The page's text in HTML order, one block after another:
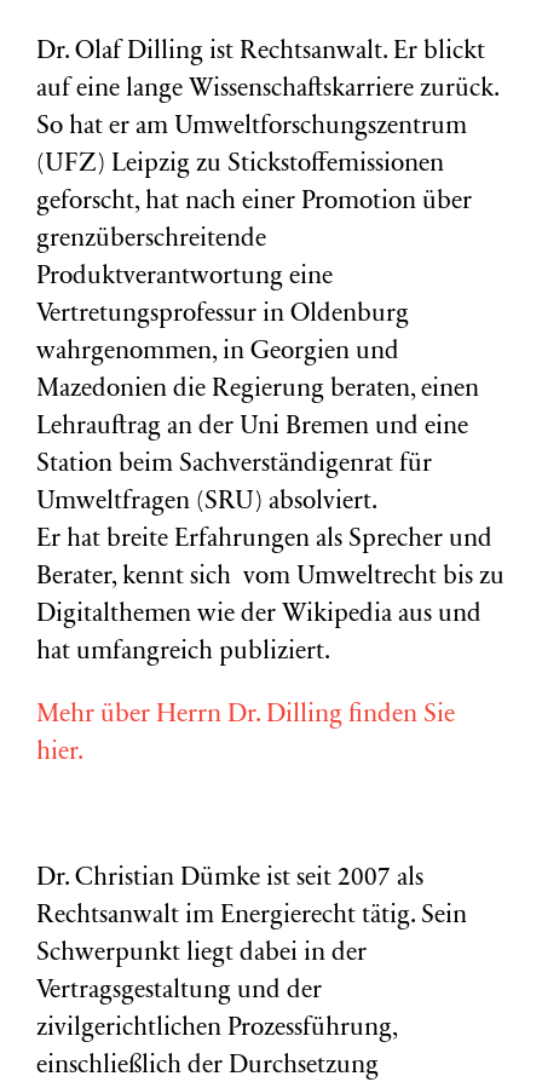
Dr. Olaf Dilling ist Rechtsanwalt. Er blickt
auf eine lange Wissenschaftskarriere zurück.
So hat er am Umweltforschungszentrum
(UFZ) Leipzig zu Stickstoffemissionen
geforscht, hat nach einer Promotion über
grenzüberschreitende
Produktverantwortung eine
Vertretungsprofessur in Oldenburg
wahrgenommen, in Georgien und
Mazedonien die Regierung beraten, einen
Lehrauftrag an der Uni Bremen und eine
Station beim Sachverständigenrat für
Umweltfragen (SRU ) absolviert.
Er hat breite Erfahrungen als Sprecher und
Berater, kennt sich vom Umweltrecht bis zu
Digitalthemen wie der Wikipedia aus und
hat umfangreich publiziert.
Mehr über Herrn Dr. Dilling finden Sie
hier.
Dr. Christian Dümke ist seit 2007 als
Rechtsanwalt im Energierecht tätig. Sein
Schwerpunkt liegt dabei in der
Vertragsgestaltung und der
zivilgerichtlichen Prozessführung,
einschließlich der Durchsetzung